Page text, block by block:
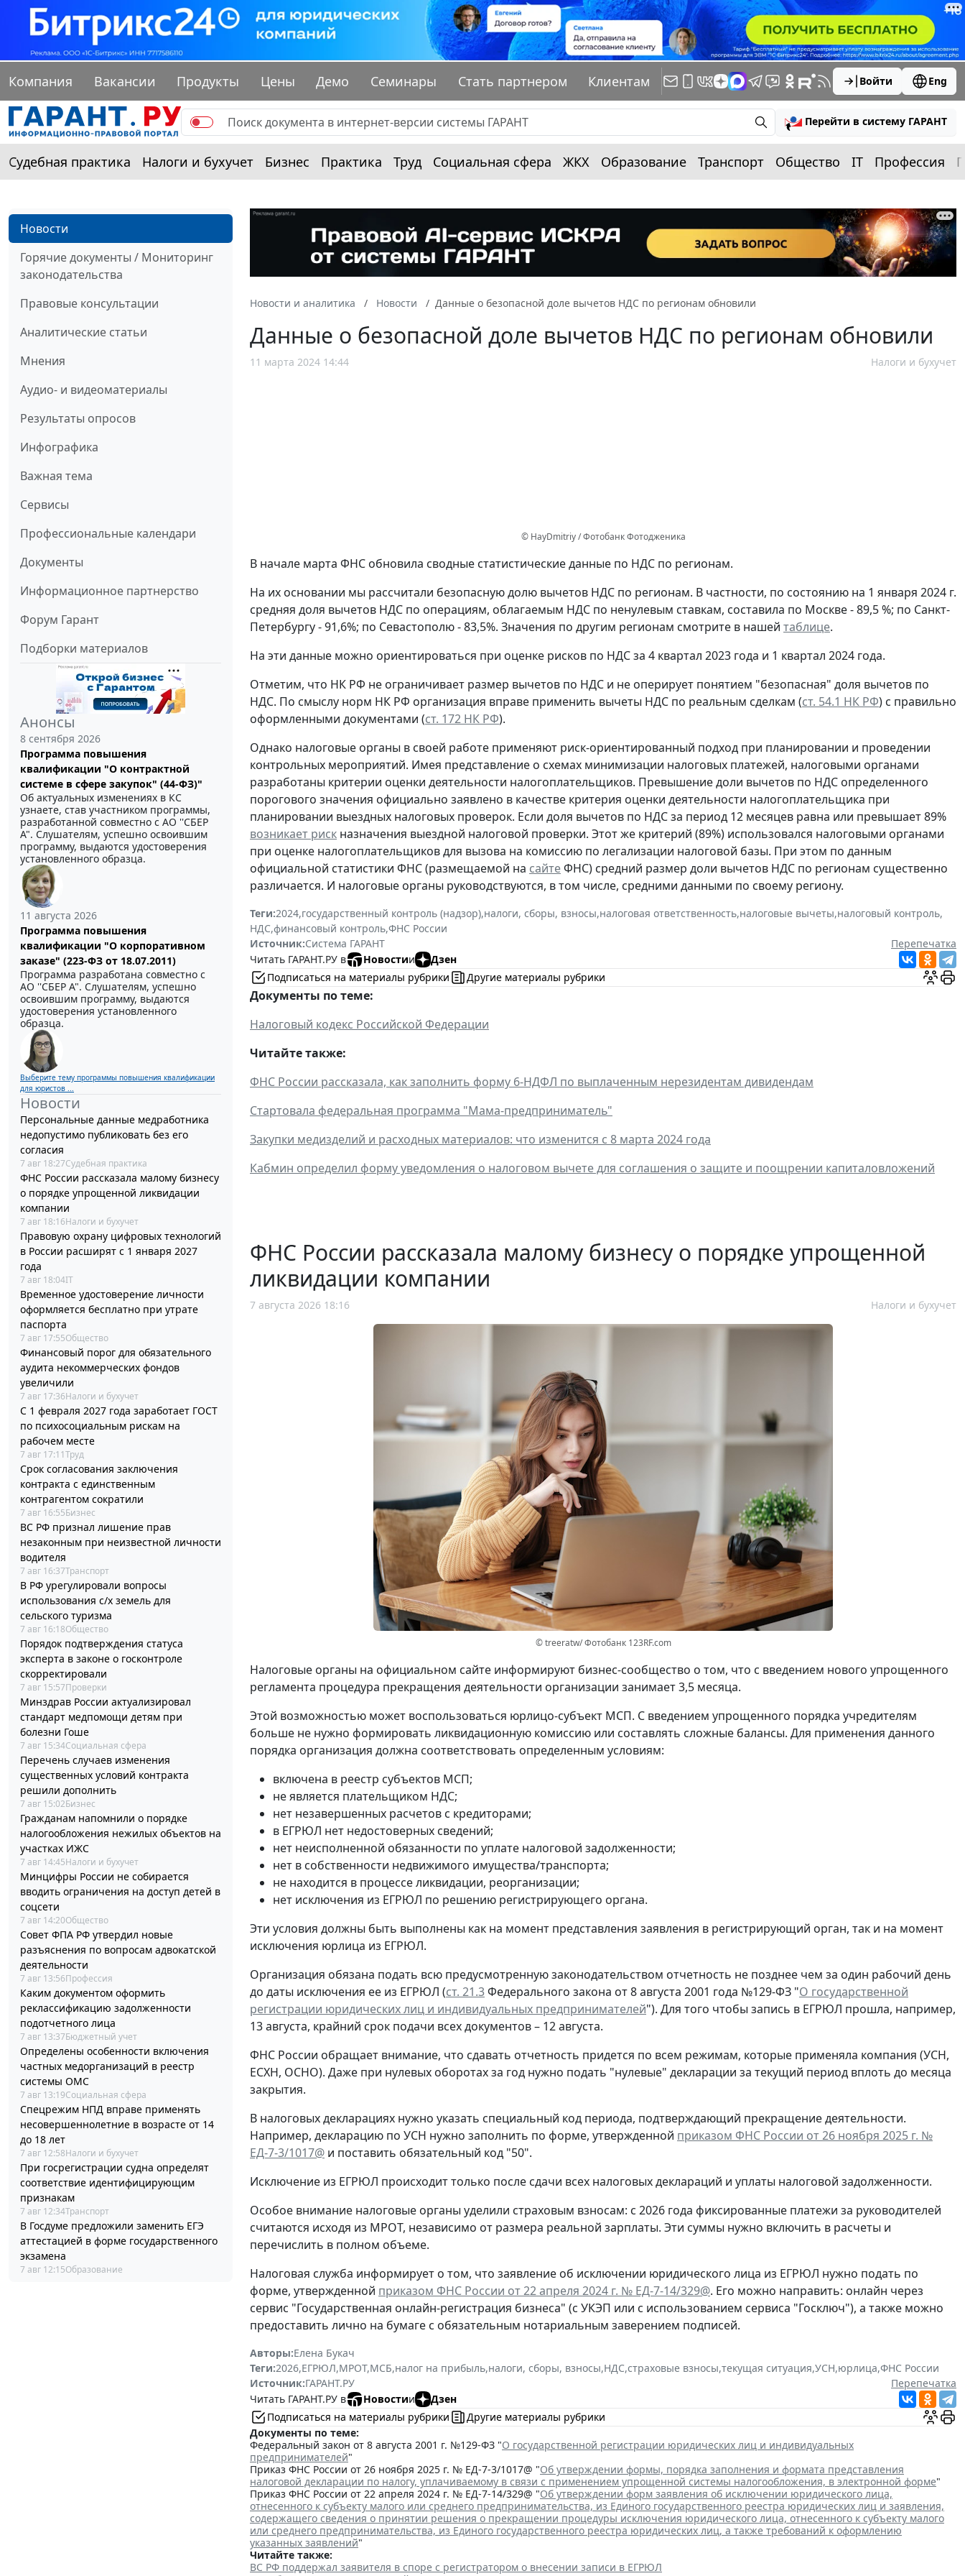
Компания Вакансии Продукты Цены Демо Семинары Стать партнером Клиентам Войти Eng
Перейти в систему ГАРАНТ
Судебная практика Налоги и бухучет Бизнес Практика Труд Социальная сфера ЖКХ Образование Транспорт Общество IT Профессия
Новости
Горячие документы / Мониторинг
законодательства
Правовые консультации
Аналитические статьи
Мнения
Аудио- и видеоматериалы
Результаты опросов
Инфографика
Важная тема
Сервисы
Профессиональные календари
Документы
Информационное партнерство
Форум Гарант
Подборки материалов
Анонсы
8 сентября 2026
Программа повышения
квалификации "О контрактной
системе в сфере закупок" (44-ФЗ)"
Об актуальных изменениях в КС
узнаете, став участником программы,
разработанной совместно с АО ''СБЕР
А". Слушателям, успешно освоившим
программу, выдаются удостоверения
установленного образца.
11 августа 2026
Программа повышения
квалификации "О корпоративном
заказе" (223-ФЗ от 18.07.2011)
Программа разработана совместно с
АО ''СБЕР А". Слушателям, успешно
освоившим программу, выдаются
удостоверения установленного
образца.
Выберите тему программы повышения квалификации
для юристов ...
Новости
Персональные данные медработника
недопустимо публиковать без его
согласия
7 авг 18:27Судебная практика
ФНС России рассказала малому бизнесу
о порядке упрощенной ликвидации
компании
7 авг 18:16Налоги и бухучет
Правовую охрану цифровых технологий
в России расширят с 1 января 2027
года
7 авг 18:04IT
Временное удостоверение личности
оформляется бесплатно при утрате
паспорта
7 авг 17:55Общество
Финансовый порог для обязательного
аудита некоммерческих фондов
увеличили
7 авг 17:36Налоги и бухучет
С 1 февраля 2027 года заработает ГОСТ
по психосоциальным рискам на
рабочем месте
7 авг 17:11Труд
Срок согласования заключения
контракта с единственным
контрагентом сократили
7 авг 16:55Бизнес
ВС РФ признал лишение прав
незаконным при неизвестной личности
водителя
7 авг 16:37Транспорт
В РФ урегулировали вопросы
использования с/х земель для
сельского туризма
7 авг 16:18Общество
Порядок подтверждения статуса
эксперта в законе о госконтроле
скорректировали
7 авг 15:57Проверки
Минздрав России актуализировал
стандарт медпомощи детям при
болезни Гоше
7 авг 15:34Социальная сфера
Перечень случаев изменения
существенных условий контракта
решили дополнить
7 авг 15:02Бизнес
Гражданам напомнили о порядке
налогообложения нежилых объектов на
участках ИЖС
7 авг 14:45Налоги и бухучет
Минцифры России не собирается
вводить ограничения на доступ детей в
соцсети
7 авг 14:20Общество
Совет ФПА РФ утвердил новые
разъяснения по вопросам адвокатской
деятельности
7 авг 13:56Профессия
Каким документом оформить
реклассификацию задолженности
подотчетного лица
7 авг 13:37Бюджетный учет
Определены особенности включения
частных медорганизаций в реестр
системы ОМС
7 авг 13:19Социальная сфера
Спецрежим НПД вправе применять
несовершеннолетние в возрасте от 14
до 18 лет
7 авг 12:58Налоги и бухучет
При госрегистрации судна определят
соответствие идентифицирующим
признакам
7 авг 12:34Транспорт
В Госдуме предложили заменить ЕГЭ
аттестацией в форме государственного
экзамена
7 авг 12:15Образование
Новости и аналитика Новости Данные о безопасной доле вычетов НДС по регионам обновили
Данные о безопасной доле вычетов НДС по регионам обновили
11 марта 2024 14:44 Налоги и бухучет
© HayDmitriy / Фотобанк Фотодженика
В начале марта ФНС обновила сводные статистические данные по НДС по регионам.
На их основании мы рассчитали безопасную долю вычетов НДС по регионам. В частности, по состоянию на 1 января 2024 г.
средняя доля вычетов НДС по операциям, облагаемым НДС по ненулевым ставкам, составила по Москве - 89,5 %; по Санкт-
Петербургу - 91,6%; по Севастополю - 83,5%. Значения по другим регионам смотрите в нашей таблице.
На эти данные можно ориентироваться при оценке рисков по НДС за 4 квартал 2023 года и 1 квартал 2024 года.
Отметим, что НК РФ не ограничивает размер вычетов по НДС и не оперирует понятием "безопасная" доля вычетов по
НДС. По смыслу норм НК РФ организация вправе применить вычеты НДС по реальным сделкам (ст. 54.1 НК РФ) с правильно
оформленными документами (ст. 172 НК РФ).
Однако налоговые органы в своей работе применяют риск-ориентированный подход при планировании и проведении
контрольных мероприятий. Имея представление о схемах минимизации налоговых платежей, налоговыми органами
разработаны критерии оценки деятельности налогоплательщиков. Превышение доли вычетов по НДС определенного
порогового значения официально заявлено в качестве критерия оценки деятельности налогоплательщика при
планировании выездных налоговых проверок. Если доля вычетов по НДС за период 12 месяцев равна или превышает 89%
возникает риск назначения выездной налоговой проверки. Этот же критерий (89%) использовался налоговыми органами
при оценке налогоплательщиков для вызова на комиссию по легализации налоговой базы. При этом по данным
официальной статистики ФНС (размещаемой на сайтеФНС) средний размер доли вычетов НДС по регионам существенно
различается. И налоговые органы руководствуются, в том числе, средними данными по своему региону.
Теги:2024,государственный контроль (надзор),налоги, сборы, взносы,налоговая ответственность,налоговые вычеты,налоговый контроль,
НДС,финансовый контроль,ФНС России
Источник:Система ГАРАНТ
Перепечатка
Читать ГАРАНТ.РУ в
Новостии
Дзен
Подписаться на материалы рубрики
Другие материалы рубрики
Документы по теме:
Налоговый кодекс Российской Федерации
Читайте также:
ФНС России рассказала, как заполнить форму 6-НДФЛ по выплаченным нерезидентам дивидендам
Стартовала федеральная программа "Мама-предприниматель"
Закупки медизделий и расходных материалов: что изменится с 8 марта 2024 года
Кабмин определил форму уведомления о налоговом вычете для соглашения о защите и поощрении капиталовложений
ФНС России рассказала малому бизнесу о порядке упрощенной
ликвидации компании
7 августа 2026 18:16 Налоги и бухучет
© treeratw/ Фотобанк 123RF.com
Налоговые органы на официальном сайте информируют бизнес-сообщество о том, что с введением нового упрощенного
регламента процедура прекращения деятельности организации занимает 3,5 месяца.
Этой возможностью может воспользоваться юрлицо-субъект МСП. С введением упрощенного порядка учредителям
больше не нужно формировать ликвидационную комиссию или составлять сложные балансы. Для применения данного
порядка организация должна соответствовать определенным условиям:
включена в реестр субъектов МСП;
не является плательщиком НДС;
нет незавершенных расчетов с кредиторами;
в ЕГРЮЛ нет недостоверных сведений;
нет неисполненной обязанности по уплате налоговой задолженности;
нет в собственности недвижимого имущества/транспорта;
не находится в процессе ликвидации, реорганизации;
нет исключения из ЕГРЮЛ по решению регистрирующего органа.
Эти условия должны быть выполнены как на момент представления заявления в регистрирующий орган, так и на момент
исключения юрлица из ЕГРЮЛ.
Организация обязана подать всю предусмотренную законодательством отчетность не позднее чем за один рабочий день
до даты исключения ее из ЕГРЮЛ (ст. 21.3Федерального закона от 8 августа 2001 года №129-ФЗ "О государственной
регистрации юридических лиц и индивидуальных предпринимателей"). Для того чтобы запись в ЕГРЮЛ прошла, например,
13 августа, крайний срок подачи всех документов – 12 августа.
ФНС России обращает внимание, что сдавать отчетность придется по всем режимам, которые применяла компания (УСН,
ЕСХН, ОСНО). Даже при нулевых оборотах за год нужно подать "нулевые" декларации за текущий период вплоть до месяца
закрытия.
В налоговых декларациях нужно указать специальный код периода, подтверждающий прекращение деятельности.
Например, декларацию по УСН нужно заполнить по форме, утвержденной приказом ФНС России от 26 ноября 2025 г. №
ЕД-7-3/1017@ и поставить обязательный код "50".
Исключение из ЕГРЮЛ происходит только после сдачи всех налоговых деклараций и уплаты налоговой задолженности.
Особое внимание налоговые органы уделили страховым взносам: с 2026 года фиксированные платежи за руководителей
считаются исходя из МРОТ, независимо от размера реальной зарплаты. Эти суммы нужно включить в расчеты и
перечислить в полном объеме.
Налоговая служба информирует о том, что заявление об исключении юридического лица из ЕГРЮЛ нужно подать по
форме, утвержденной приказом ФНС России от 22 апреля 2024 г. № ЕД-7-14/329@. Его можно направить: онлайн через
сервис "Государственная онлайн-регистрация бизнеса" (с УКЭП или с использованием сервиса "Госключ"), а также можно
предоставить лично на бумаге с обязательным нотариальным заверением подписей.
Авторы:Елена Букач
Теги:2026,ЕГРЮЛ,МРОТ,МСБ,налог на прибыль,налоги, сборы, взносы,НДС,страховые взносы,текущая ситуация,УСН,юрлица,ФНС России
Источник:ГАРАНТ.РУ
Перепечатка
Читать ГАРАНТ.РУ в
Новостии
Дзен
Подписаться на материалы рубрики
Другие материалы рубрики
Документы по теме:
Федеральный закон от 8 августа 2001 г. №129-ФЗ "О государственной регистрации юридических лиц и индивидуальных
предпринимателей"
Приказ ФНС России от 26 ноября 2025 г. № ЕД-7-3/1017@ "Об утверждении формы, порядка заполнения и формата представления
налоговой декларации по налогу, уплачиваемому в связи с применением упрощенной системы налогообложения, в электронной форме"
Приказ ФНС России от 22 апреля 2024 г. № ЕД-7-14/329@ "Об утверждении форм заявления об исключении юридического лица,
отнесенного к субъекту малого или среднего предпринимательства, из Единого государственного реестра юридических лиц и заявления,
содержащего сведения о принятии решения о прекращении процедуры исключения юридического лица, отнесенного к субъекту малого
или среднего предпринимательства, из Единого государственного реестра юридических лиц, а также требований к оформлению
указанных заявлений"
Читайте также:
ВС РФ поддержал заявителя в споре с регистратором о внесении записи в ЕГРЮЛ